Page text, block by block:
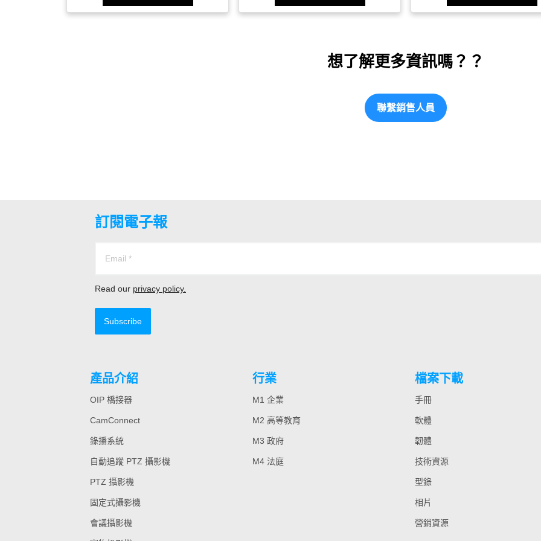
想了解更多資訊嗎？？
聯繫銷售人員
訂閱電子報
Read our privacy policy.
Subscribe
產品介紹
OIP 橋接器
CamConnect
錄播系統
自動追蹤 PTZ 攝影機
PTZ 攝影機
固定式攝影機
會議攝影機
行業
M1 企業
M2 高等教育
M3 政府
M4 法庭
檔案下載
手冊
軟體
韌體
技術資源
型錄
相片
營銷資源